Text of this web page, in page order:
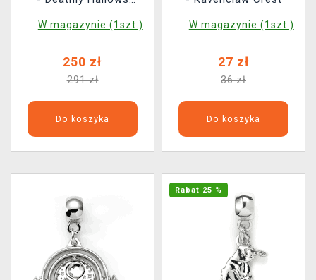
W magazynie (1szt.)
250 zł
291 zł
Do koszyka
W magazynie (1szt.)
27 zł
36 zł
Do koszyka
Rabat 25 %